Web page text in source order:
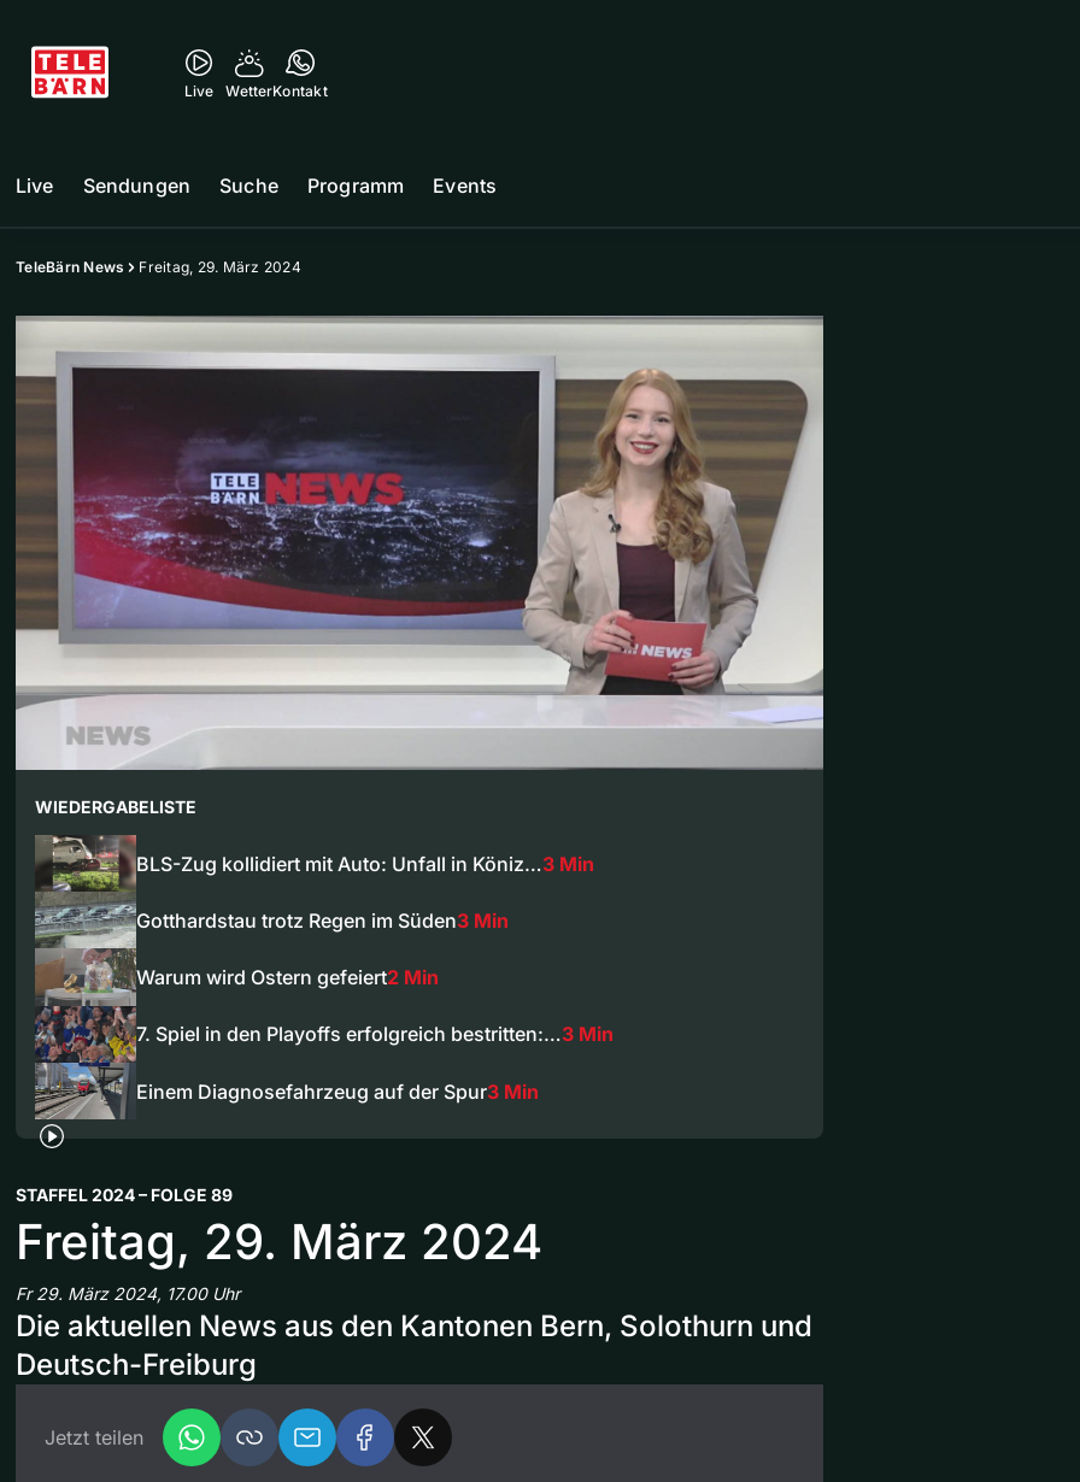
Live WetterKontakt
Live Sendungen Suche Programm Events
TeleBärn News Freitag, 29. März 2024
WIEDERGABELISTE
BLS-Zug kollidiert mit Auto: Unfall in Köniz…3 Min
Gotthardstau trotz Regen im Süden3 Min
Warum wird Ostern gefeiert2 Min
7. Spiel in den Playoffs erfolgreich bestritten:…3 Min
Einem Diagnosefahrzeug auf der Spur3 Min
STAFFEL 2024 – FOLGE 89
Freitag, 29. März 2024
Fr 29. März 2024, 17.00 Uhr
Die aktuellen News aus den Kantonen Bern, Solothurn und
Deutsch-Freiburg
Jetzt teilen